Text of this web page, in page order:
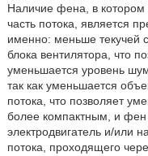
Наличие фена, в котором
часть потока, является
именно: меньше текучей
блока вентилятора, что
уменьшается уровень
так как уменьшается
потока, что позволяет
более компактным, и фен
электродвигатель и/или
потока, проходящего